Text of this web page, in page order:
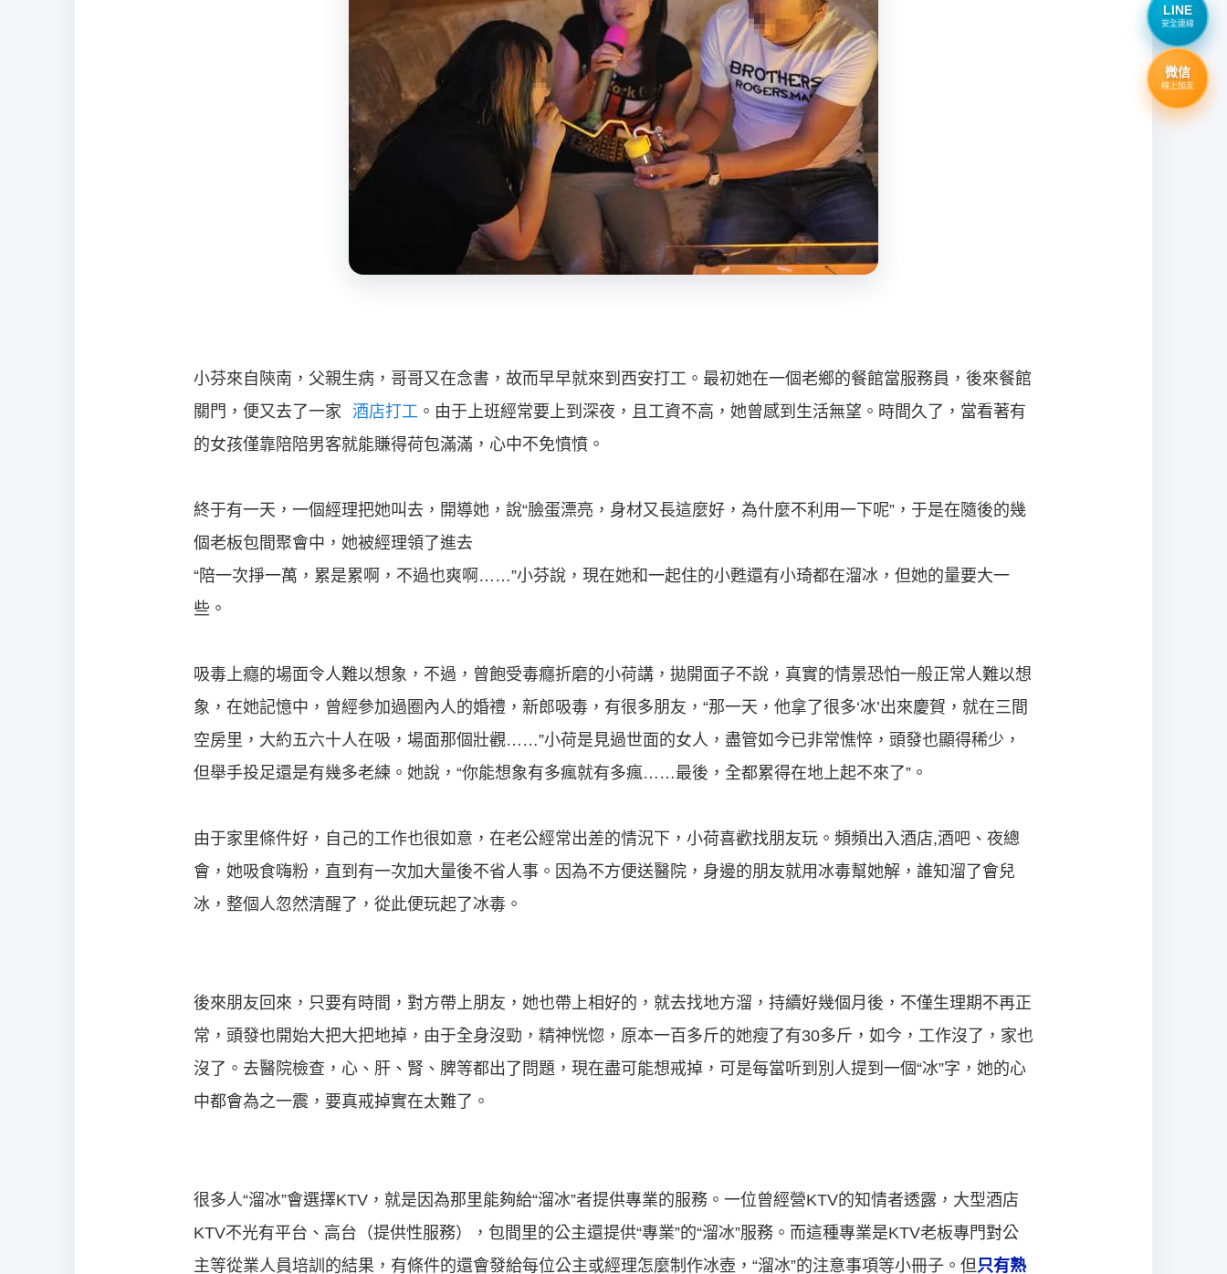
小芬來自陝南，父親生病，哥哥又在念書，故而早早就來到西安打工。最初她在一個老鄉的餐館當服務員，後來餐館
關門，便又去了一家
酒店打工 。由于上班經常要上到深夜，且工資不高，她曾感到生活無望。時間久了，當看著有
的女孩僅靠陪陪男客就能賺得荷包滿滿，心中不免憤憤。
終于有一天，一個經理把她叫去，開導她，說“臉蛋漂亮，身材又長這麼好，為什麼不利用一下呢”，于是在隨後的幾
個老板包間聚會中，她被經理領了進去
“陪一次掙一萬，累是累啊，不過也爽啊……”小芬說，現在她和一起住的小甦還有小琦都在溜冰，但她的量要大一
些。
吸毒上癮的場面令人難以想象，不過，曾飽受毒癮折磨的小荷講，拋開面子不說，真實的情景恐怕一般正常人難以想
象，在她記憶中，曾經參加過圈內人的婚禮，新郎吸毒，有很多朋友，“那一天，他拿了很多‘冰’出來慶賀，就在三間
空房里，大約五六十人在吸，場面那個壯觀……”小荷是見過世面的女人，盡管如今已非常憔悴，頭發也顯得稀少，
但舉手投足還是有幾多老練。她說，“你能想象有多瘋就有多瘋……最後，全都累得在地上起不來了”。
由于家里條件好，自己的工作也很如意，在老公經常出差的情況下，小荷喜歡找朋友玩。頻頻出入酒店,酒吧、夜總
會，她吸食嗨粉，直到有一次加大量後不省人事。因為不方便送醫院，身邊的朋友就用冰毒幫她解，誰知溜了會兒
冰，整個人忽然清醒了，從此便玩起了冰毒。
後來朋友回來，只要有時間，對方帶上朋友，她也帶上相好的，就去找地方溜，持續好幾個月後，不僅生理期不再正
常，頭發也開始大把大把地掉，由于全身沒勁，精神恍惚，原本一百多斤的她瘦了有30多斤，如今，工作沒了，家也
沒了。去醫院檢查，心、肝、腎、脾等都出了問題，現在盡可能想戒掉，可是每當听到別人提到一個“冰”字，她的心
中都會為之一震，要真戒掉實在太難了。
很多人“溜冰”會選擇KTV，就是因為那里能夠給“溜冰”者提供專業的服務。一位曾經營KTV的知情者透露，大型酒店
KTV不光有平台、高台（提供性服務），包間里的公主還提供“專業”的“溜冰”服務。而這種專業是KTV老板專門對公
主等從業人員培訓的結果，有條件的還會發給每位公主或經理怎麼制作冰壺，“溜冰”的注意事項等小冊子。但只有熟
LINE
安全連線
微信
線上加友